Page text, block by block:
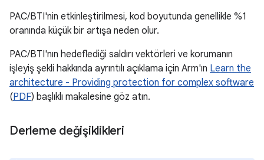
PAC/BTI'nin etkinleştirilmesi, kod boyutunda genellikle %1
oranında küçük bir artışa neden olur.
PAC/BTI'nın hedeflediği saldırı vektörleri ve korumanın
işleyiş şekli hakkında ayrıntılı açıklama için Arm'ın Learn the
architecture - Providing protection for complex software
(PDF) başlıklı makalesine göz atın.
Derleme değişiklikleri